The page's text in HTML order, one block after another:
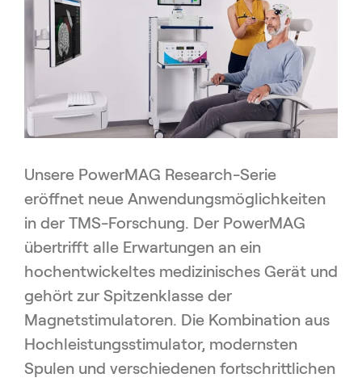
Unsere PowerMAG Research-Serie
eröffnet neue Anwendungsmöglichkeiten
in der TMS-Forschung. Der PowerMAG
übertrifft alle Erwartungen an ein
hochentwickeltes medizinisches Gerät und
gehört zur Spitzenklasse der
Magnetstimulatoren. Die Kombination aus
Hochleistungsstimulator, modernsten
Spulen und verschiedenen fortschrittlichen